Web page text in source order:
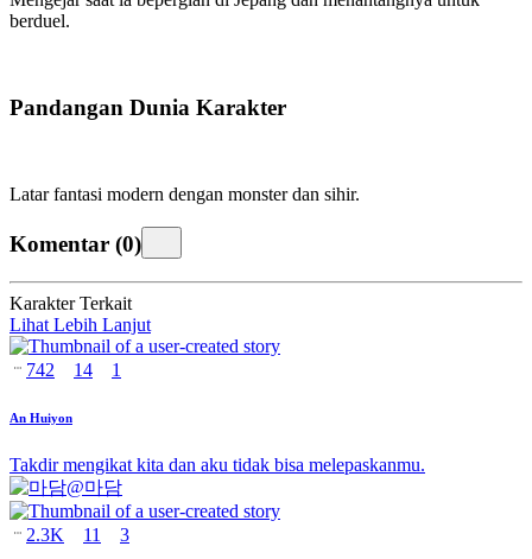
berduel.
Pandangan Dunia Karakter
Latar fantasi modern dengan monster dan sihir.
Komentar (0)
Karakter Terkait
Lihat Lebih Lanjut
742 14 1
An Huiyon
Takdir mengikat kita dan aku tidak bisa melepaskanmu.
@마담
2.3K 11 3